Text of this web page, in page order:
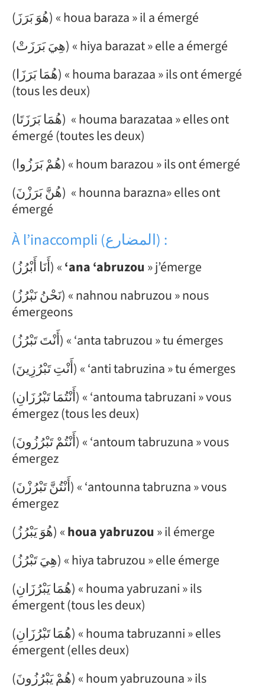
(هُوَ بَرَزَ) « houa baraza » il a émergé
(هِيَ بَرَزَتْ) « hiya barazat » elle a émergé
(هُمَا بَرَزَا) « houma barazaa » ils ont émergé
(tous les deux)
(هُمَا بَرَزَتَا) « houma barazataa » elles ont
émergé (toutes les deux)
(هُمْ بَرَزُوا) « houm barazou » ils ont émergé
(هُنَّ بَرَزْنَ) « hounna barazna» elles ont
émergé
À l’inaccompli (المضارع) :
(أَنَا أَبْرُزُ) «‘ana ‘abruzou » j’émerge
(نَحْنُ نَبْرُزُ) « nahnou nabruzou » nous
émergeons
(أَنْتَ تَبْرُزُ) « ‘anta tabruzou » tu émerges
(أَنْتِ تَبْرُزِينَ) « ‘anti tabruzina » tu émerges
(أَنْتُمَا تَبْرُزَانِ) « ‘antouma tabruzani » vous
émergez (tous les deux)
(أَنْتُمْ تَبْرُزُونَ) « ‘antoum tabruzuna » vous
émergez
(أَنْتُنَّ تَبْرُزْنَ) « ‘antounna tabruzna » vous
émergez
(هُوَ يَبْرُزُ) «houa yabruzou » il émerge
(هِيَ تَبْرُزُ) « hiya tabruzou » elle émerge
(هُمَا يَبْرُزَانِ) « houma yabruzani » ils
émergent (tous les deux)
(هُمَا تَبْرُزَانِ) « houma tabruzanni » elles
émergent (elles deux)
(هُمْ يَبْرُزُونَ) « houm yabruzouna » ils